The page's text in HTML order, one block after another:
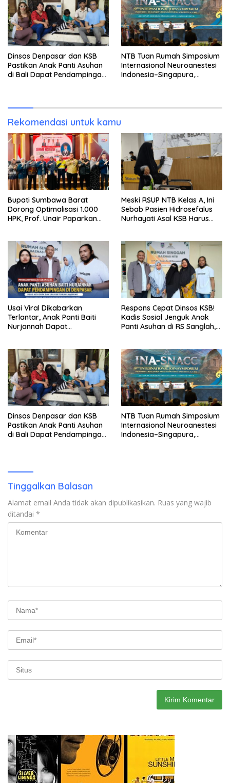
Dinsos Denpasar dan KSB
Pastikan Anak Panti Asuhan
di Bali Dapat Pendampingan,
NTB Tuan Rumah Simposium
Internasional Neuroanestesi
Indonesia–Singapura,
Rekomendasi untuk kamu
Bupati Sumbawa Barat
Dorong Optimalisasi 1.000
HPK, Prof. Unair Paparkan
Meski RSUP NTB Kelas A, Ini
Sebab Pasien Hidrosefalus
Nurhayati Asal KSB Harus
Usai Viral Dikabarkan
Terlantar, Anak Panti Baiti
Nurjannah Dapat
Denpasar
Respons Cepat Dinsos KSB!
Kadis Sosial Jenguk Anak
Panti Asuhan di RS Sanglah,
Dinsos Denpasar dan KSB
Pastikan Anak Panti Asuhan
di Bali Dapat Pendampingan,
NTB Tuan Rumah Simposium
Internasional Neuroanestesi
Indonesia–Singapura,
Tinggalkan Balasan
Alamat email Anda tidak akan dipublikasikan. Ruas yang wajib
ditandai *